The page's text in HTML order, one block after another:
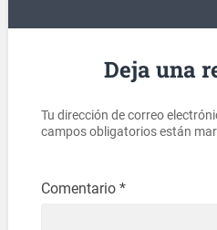
Deja una
Tu dirección de correo
campos obligatorios están
Comentario *